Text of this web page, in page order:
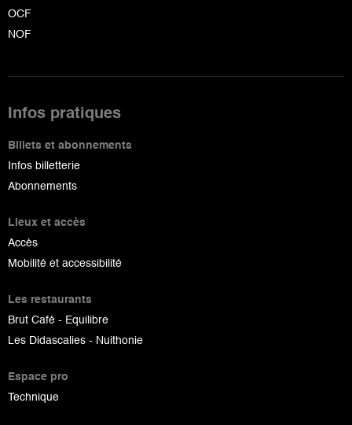
OCF
NOF
Infos pratiques
Billets et abonnements
Infos billetterie
Abonnements
Lieux et accès
Accès
Mobilité et accessibilité
Les restaurants
Brut Café - Equilibre
Les Didascalies - Nuithonie
Espace pro
Technique